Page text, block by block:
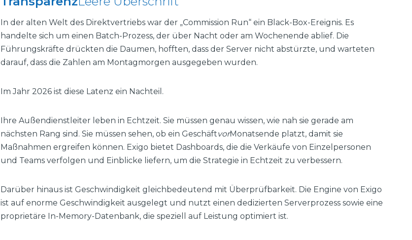
In der alten Welt des Direktvertriebs war der „Commission Run“ ein Black-Box-Ereignis. Es
handelte sich um einen Batch-Prozess, der über Nacht oder am Wochenende ablief. Die
Führungskräfte drückten die Daumen, hofften, dass der Server nicht abstürzte, und warteten
darauf, dass die Zahlen am Montagmorgen ausgegeben wurden.
Im Jahr 2026 ist diese Latenz ein Nachteil.
Ihre Außendienstleiter leben in Echtzeit. Sie müssen genau wissen, wie nah sie gerade am
nächsten Rang sind. Sie müssen sehen, ob ein GeschäftvorMonatsende platzt, damit sie
Maßnahmen ergreifen können. Exigo bietet Dashboards, die die Verkäufe von Einzelpersonen
und Teams verfolgen und Einblicke liefern, um die Strategie in Echtzeit zu verbessern.
Darüber hinaus ist Geschwindigkeit gleichbedeutend mit Überprüfbarkeit. Die Engine von Exigo
ist auf enorme Geschwindigkeit ausgelegt und nutzt einen dedizierten Serverprozess sowie eine
proprietäre In-Memory-Datenbank, die speziell auf Leistung optimiert ist.